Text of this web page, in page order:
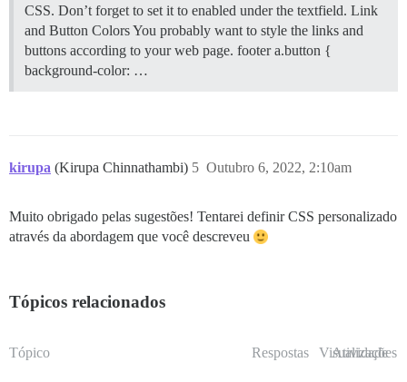
CSS. Don’t forget to set it to enabled under the textfield. Link
and Button Colors You probably want to style the links and
buttons according to your web page. footer a.button {
background-color: …
kirupa (Kirupa Chinnathambi) Outubro 6, 2022, 2:10am
5
Muito obrigado pelas sugestões! Tentarei definir CSS personalizado
através da abordagem que você descreveu
Tópicos relacionados
Tópico Respostas Visualizações
Atividade